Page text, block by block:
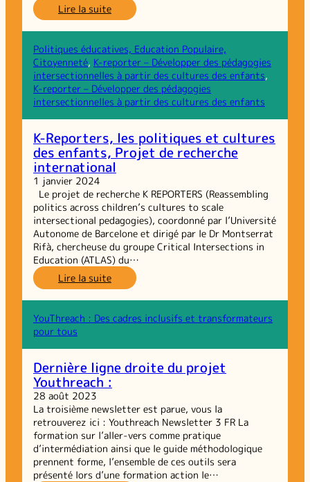
Lire la suite:
Un
bus
itinérant
pour
promouvoir
la
santé
jeunes
en
milieu
Politiques éducatives, Education Populaire,
Citoyenneté, K-reporter – Développer des pédagogies
intersectionnelles à partir des cultures des enfants
K-reporter – Développer des pédagogies
intersectionnelles à partir des cultures des enfants
K-Reporters, les politiques et cultures
des enfants, Projet de recherche
international
1 janvier 2024
Le projet de recherche K REPORTERS (Reassembling
politics across children’s cultures to scale
intersectional pedagogies), coordonné par l’Université
Autonome de Barcelone et dirigé par le Dr Montserrat
Rifà, chercheuse du groupe Critical Intersections in
Education (ATLAS) du…
Lire la suite:
K-
Reporters,
les
des
de
recherche
international
YouThreach : Des cadres inclusifs et transformateurs
pour tous
Dernière ligne droite du projet
Youthreach :
28 août 2023
La troisième newsletter est parue, vous la
retrouverez ici : Youthreach Newsletter 3 FR La
formation sur l’aller-vers comme pratique
d’intermédiation ainsi que le guide méthodologique
prennent forme, l’ensemble de ces outils sera
présenté lors d’une formation action le…